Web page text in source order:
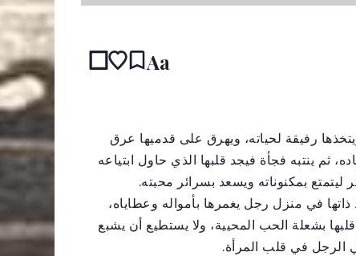
Aa
رفيقة لحياته، ويهرق على قدميها عرق
ثم ينتبه فجأة فيجد قلبها الذي حاول ابتياعه
بمكنوناته ويسعد بسرائر محبته.
في منزل رجل يغمرها بأمواله وعطاياه،
بشعلة الحب المحيية، ولا يستطيع أن يشبع
الرجل في قلب المرأة.